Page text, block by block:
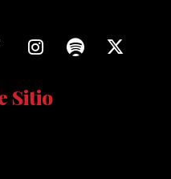
Sitio